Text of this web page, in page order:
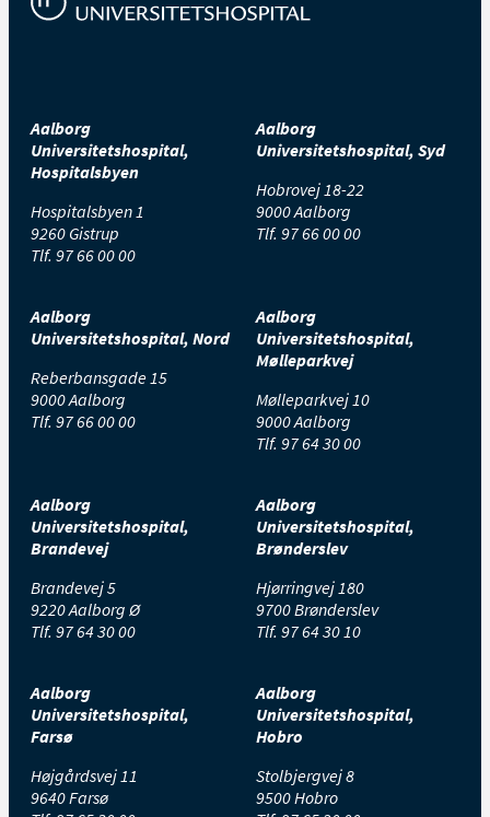
Aalborg
Universitetshospital,
Hospitalsbyen
Hospitalsbyen 1
9260 Gistrup
Tlf. 97 66 00 00
Aalborg
Universitetshospital, Syd
Hobrovej 18-22
9000 Aalborg
Tlf. 97 66 00 00
Aalborg
Universitetshospital, Nord
Reberbansgade 15
9000 Aalborg
Tlf. 97 66 00 00
Aalborg
Universitetshospital,
Mølleparkvej
Mølleparkvej 10
9000 Aalborg
Tlf. 97 64 30 00
Aalborg
Universitetshospital,
Brandevej
Brandevej 5
9220 Aalborg Ø
Tlf. 97 64 30 00
Aalborg
Universitetshospital,
Brønderslev
Hjørringvej 180
9700 Brønderslev
Tlf. 97 64 30 10
Aalborg
Universitetshospital,
Farsø
Højgårdsvej 11
9640 Farsø
Aalborg
Universitetshospital,
Hobro
Stolbjergvej 8
9500 Hobro